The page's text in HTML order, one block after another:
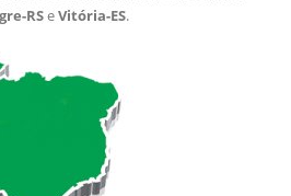
RSeVitória-ES.